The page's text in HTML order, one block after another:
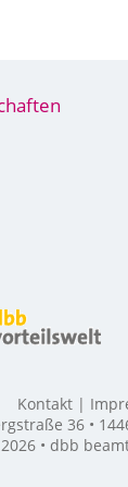
Kontakt
36 •
• dbb